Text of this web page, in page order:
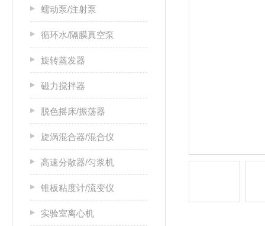
蠕动泵/注射泵
循环水/隔膜真空泵
旋转蒸发器
磁力搅拌器
脱色摇床/振荡器
旋涡混合器/混合仪
高速分散器/匀浆机
锥板粘度计/流变仪
实验室离心机